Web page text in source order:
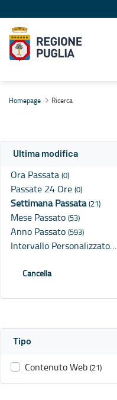
Homepage Ricerca
Ultima modifica
Ora Passata (0)
Passate 24 Ore (0)
Settimana Passata(21)
Mese Passato (53)
Anno Passato (593)
Intervallo Personalizzato…
Cancella
Tipo
Contenuto Web (21)